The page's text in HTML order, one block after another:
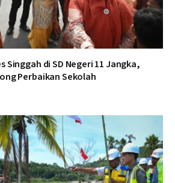
Singgah di SD Negeri 11 Jangka,
Perbaikan Sekolah